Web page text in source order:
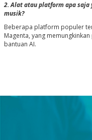
2. Alat atau platform apa saja
musik?
Beberapa platform populer
Magenta, yang
bantuan AI.